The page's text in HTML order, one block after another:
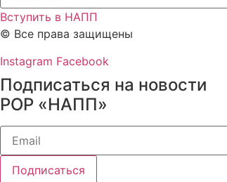
Вступить в НАПП
© Все права защищены
Instagram Facebook
Подписаться на новости
РОР «НАПП»
Подписаться